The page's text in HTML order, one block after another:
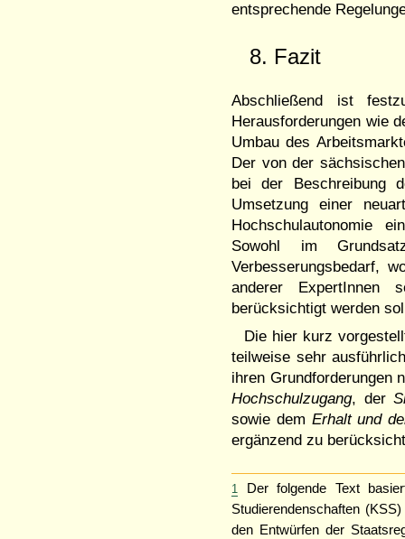
entsprechende
8. Fazit
Abschließend ist
Herausforderungen wie
Umbau des
Der von der
bei der Beschreibung
Umsetzung einer
Hochschulautonomie
Sowohl im
Verbesserungsbedarf,
anderer ExpertInnen
berücksichtigt werden
Die hier kurz
teilweise sehr
ihren Grundforderungen
Hochschulzugang, der
sowie dem Erhalt und
ergänzend zu
1
Der folgende Text
Studierendenschaften
den Entwürfen der